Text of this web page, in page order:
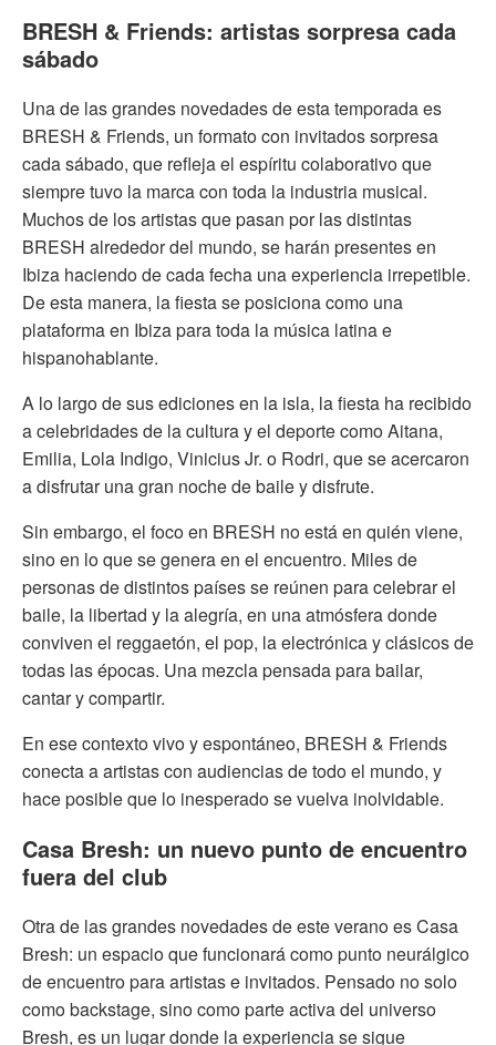
BRESH & Friends: artistas sorpresa cada
sábado
Una de las grandes novedades de esta temporada es
BRESH & Friends, un formato con invitados sorpresa
cada sábado, que refleja el espíritu colaborativo que
siempre tuvo la marca con toda la industria musical.
Muchos de los artistas que pasan por las distintas
BRESH alrededor del mundo, se harán presentes en
Ibiza haciendo de cada fecha una experiencia irrepetible.
De esta manera, la fiesta se posiciona como una
plataforma en Ibiza para toda la música latina e
hispanohablante.
A lo largo de sus ediciones en la isla, la fiesta ha recibido
a celebridades de la cultura y el deporte como Aitana,
Emilia, Lola Indigo, Vinicius Jr. o Rodri, que se acercaron
a disfrutar una gran noche de baile y disfrute.
Sin embargo, el foco en BRESH no está en quién viene,
sino en lo que se genera en el encuentro. Miles de
personas de distintos países se reúnen para celebrar el
baile, la libertad y la alegría, en una atmósfera donde
conviven el reggaetón, el pop, la electrónica y clásicos de
todas las épocas. Una mezcla pensada para bailar,
cantar y compartir.
En ese contexto vivo y espontáneo, BRESH & Friends
conecta a artistas con audiencias de todo el mundo, y
hace posible que lo inesperado se vuelva inolvidable.
Casa Bresh: un nuevo punto de encuentro
fuera del club
Otra de las grandes novedades de este verano es Casa
Bresh: un espacio que funcionará como punto neurálgico
de encuentro para artistas e invitados. Pensado no solo
como backstage, sino como parte activa del universo
Bresh, es un lugar donde la experiencia se sigue